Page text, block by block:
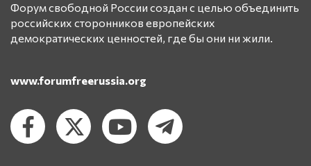
Форум свободной России создан с целью объединить
российских сторонников европейских
демократических ценностей, где бы они ни жили.
www.forumfreerussia.org